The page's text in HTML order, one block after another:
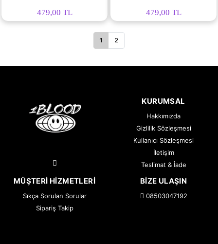
479,00 TL 479,00 TL
1 2
KURUMSAL
Hakkımızda
Gizlilik Sözleşmesi
Kullanıcı Sözleşmesi
İletişim
Teslimat & İade
MÜŞTERI HIZMETLERI
Sıkça Sorulan Sorular
Sipariş Takip
BIZE ULAŞIN
08503047192